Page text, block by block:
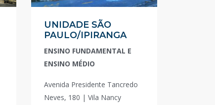
UNIDADE SÃO
PAULO/IPIRANGA
ENSINO FUNDAMENTAL E
ENSINO MÉDIO
Avenida Presidente Tancredo
Neves, 180 | Vila Nancy